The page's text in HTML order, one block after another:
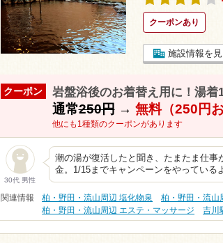
クーポンあり
施設情報を
クーポン 岩盤浴後のお着替え用に！湯着
通常250円→ 無料（250円お
他にも1種類のクーポンがあります
30代 男性
潮の湯が復活したと聞き、たまたま仕
金。1/15までキャンペーンをやってい
関連情報 柏・野田・流山周辺 塩化物泉 柏・野田・流山
柏・野田・流山周辺 エステ・マッサージ
吉川